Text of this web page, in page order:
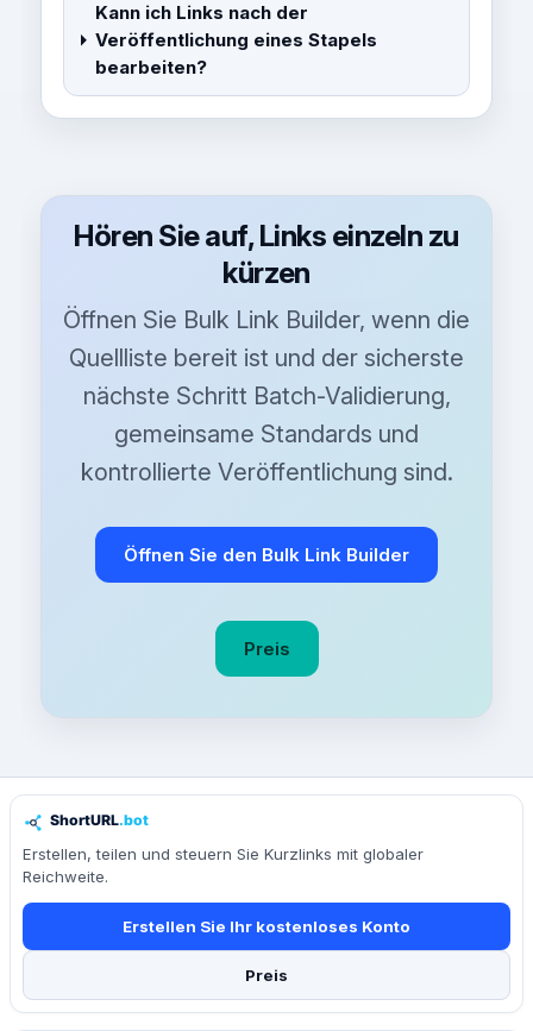
Kann ich Links nach der
Veröffentlichung eines Stapels
bearbeiten?
Hören Sie auf, Links einzeln zu
kürzen
Öffnen Sie Bulk Link Builder, wenn die
Quellliste bereit ist und der sicherste
nächste Schritt Batch-Validierung,
gemeinsame Standards und
kontrollierte Veröffentlichung sind.
Öffnen Sie den Bulk Link Builder
Preis
Erstellen, teilen und steuern Sie Kurzlinks mit globaler
Reichweite.
Erstellen Sie Ihr kostenloses Konto
Preis